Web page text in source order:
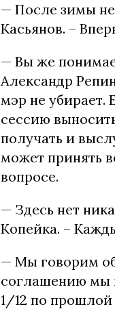
— После зимы
Касьянов. –
— Вы же
Александр
мэр не убирает.
сессию
получать и
может принять
вопросе.
— Здесь нет
Копейка. –
— Мы говорим
соглашению мы
1/12 по прошлой